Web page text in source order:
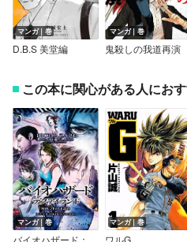
マンガ｜巻
D.B.S 美堂編
マンガ｜巻
鬼殺しの我道再演
この本に関心がある人にお
マンガ｜巻
バイオハザード：デスアイランド
マンガ｜巻
ワルG